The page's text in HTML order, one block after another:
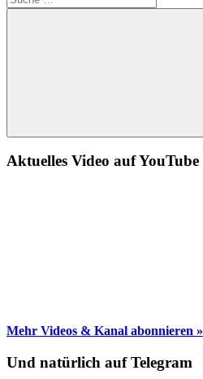
Suche
Aktuelles Video auf YouTube
Mehr Videos & Kanal abonnieren »
Und natürlich auf Telegram